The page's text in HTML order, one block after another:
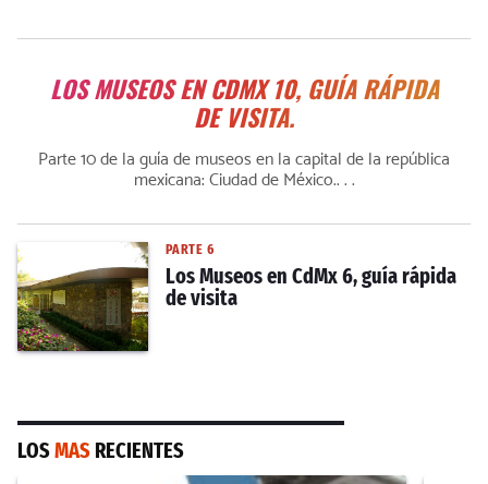
LOS MUSEOS EN CDMX 10, GUÍA RÁPIDA
DE VISITA.
Parte 10 de la guía de museos en la capital de la república
mexicana: Ciudad de México.. . .
PARTE 6
Los Museos en CdMx 6, guía rápida
de visita
LOSMAS RECIENTES